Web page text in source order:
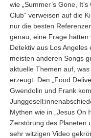
wie „Summer’s Gone,
Club“ verweisen auf die
nur die besten
genau, eine Frage
Detektiv aus Los
meisten anderen Songs
aktuelle Themen auf,
erzeugt. Den „Food
Gwendolin und Frank
Mythen wie in „Jesus On
Zerstörung des Planeten
sehr witzigen Video